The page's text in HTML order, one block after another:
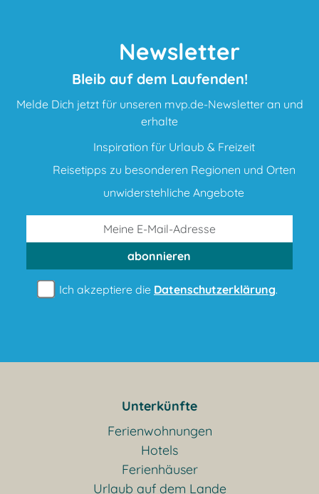
Newsletter
Bleib auf dem Laufenden!
Melde Dich jetzt für unseren mvp.de-Newsletter an und
erhalte
Inspiration für Urlaub & Freizeit
Reisetipps zu besonderen Regionen und Orten
unwiderstehliche Angebote
abonnieren
Ich akzeptiere die Datenschutzerklärung.
Unterkünfte
Ferienwohnungen
Hotels
Ferienhäuser
Urlaub auf dem Lande